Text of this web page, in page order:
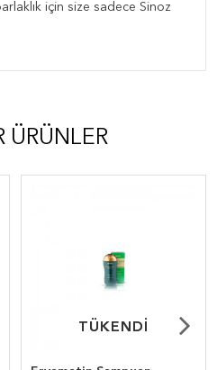
için size sadece Sinoz
ÜRÜNLER
TÜKENDİ
TÜKENDİ